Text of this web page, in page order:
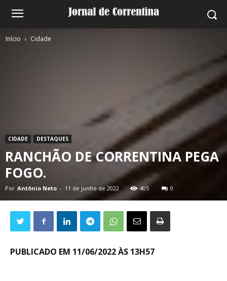
Início Cidade
CIDADE DESTAQUES
RANCHÃO DE CORRENTINA PEGA
FOGO.
Por Antônio Neto - 11 de junho de 2022 405 0
PUBLICADO EM 11/06/2022 ÀS 13H57